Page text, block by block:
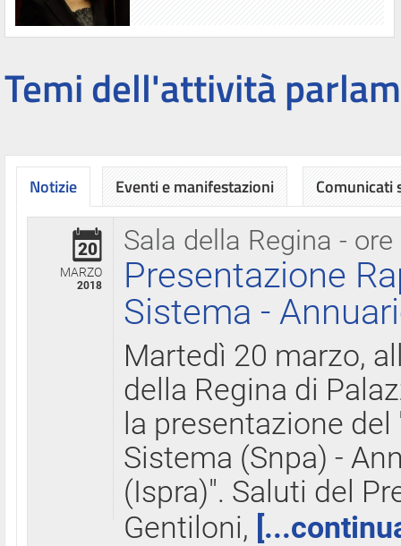
Temi dell'attività
Notizie
Sala della Regina - ore
20
MARZO
2018
Presentazione
Sistema -
Martedì 20 marzo,
della Regina di
la presentazione
Sistema (Snpa) -
(Ispra)". Saluti del
Gentiloni,
Eventi e manifestazioni Comunicati